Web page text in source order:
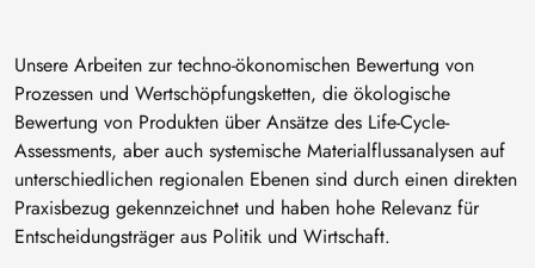
Unsere Arbeiten zur techno-ökonomischen Bewertung von
Prozessen und Wertschöpfungsketten, die ökologische
Bewertung von Produkten über Ansätze des Life-Cycle-
Assessments, aber auch systemische Materialflussanalysen auf
unterschiedlichen regionalen Ebenen sind durch einen direkten
Praxisbezug gekennzeichnet und haben hohe Relevanz für
Entscheidungsträger aus Politik und Wirtschaft.